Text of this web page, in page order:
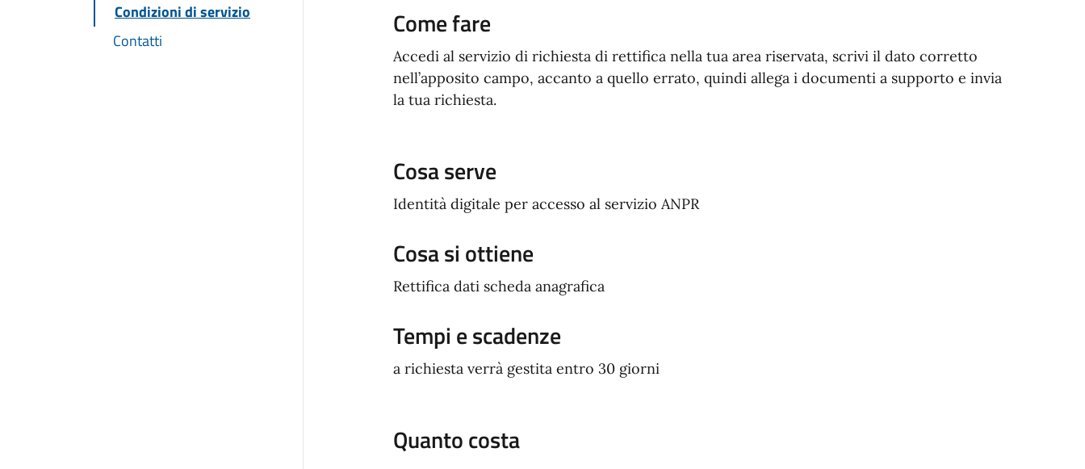
Condizioni di servizio
Contatti
Come fare
Accedi al servizio di richiesta di rettifica nella tua area riservata, scrivi il dato corretto
nell’apposito campo, accanto a quello errato, quindi allega i documenti a supporto e invia
la tua richiesta.
Cosa serve
Identità digitale per accesso al servizio ANPR
Cosa si ottiene
Rettifica dati scheda anagrafica
Tempi e scadenze
a richiesta verrà gestita entro 30 giorni
Quanto costa